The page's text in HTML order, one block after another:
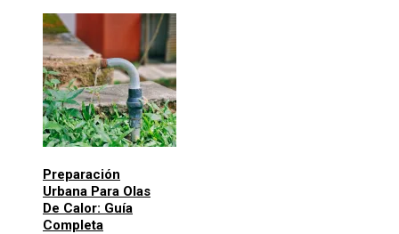
Preparación
Urbana Para Olas
De Calor: Guía
Completa